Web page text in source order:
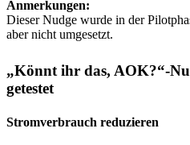
Anmerkungen:
Dieser Nudge wurde in der
aber nicht umgesetzt.
„Könnt ihr das, AOK?“-
getestet
Stromverbrauch reduzieren